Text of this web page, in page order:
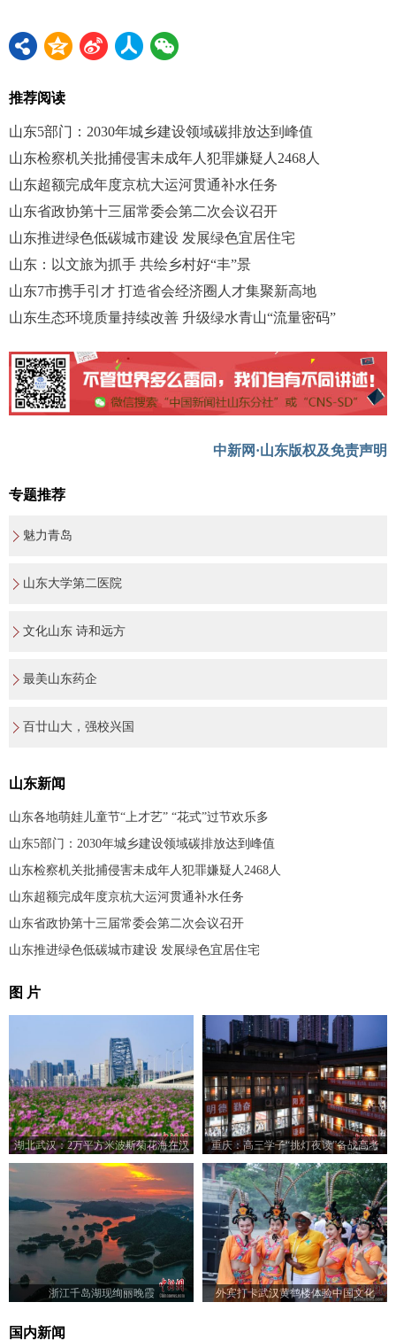
推荐阅读
山东5部门：2030年城乡建设领域碳排放达到峰值
山东检察机关批捕侵害未成年人犯罪嫌疑人2468人
山东超额完成年度京杭大运河贯通补水任务
山东省政协第十三届常委会第二次会议召开
山东推进绿色低碳城市建设 发展绿色宜居住宅
山东：以文旅为抓手 共绘乡村好“丰”景
山东7市携手引才 打造省会经济圈人才集聚新高地
山东生态环境质量持续改善 升级绿水青山“流量密码”
中新网·山东版权及免责声明
专题推荐
魅力青岛
山东大学第二医院
文化山东 诗和远方
最美山东药企
百廿山大，强校兴国
山东新闻
山东各地萌娃儿童节“上才艺” “花式”过节欢乐多
山东5部门：2030年城乡建设领域碳排放达到峰值
山东检察机关批捕侵害未成年人犯罪嫌疑人2468人
山东超额完成年度京杭大运河贯通补水任务
山东省政协第十三届常委会第二次会议召开
山东推进绿色低碳城市建设 发展绿色宜居住宅
图 片
湖北武汉：2万平方米波斯菊花海在汉
江湾盛放
重庆：高三学子“挑灯夜读”备战高考
浙江千岛湖现绚丽晚霞 外宾打卡武汉黄鹤楼体验中国文化
国内新闻